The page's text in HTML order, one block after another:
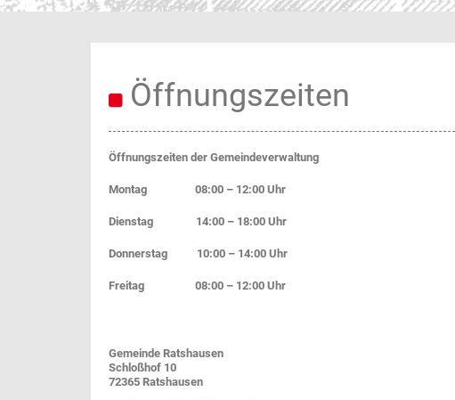
Öffnungszeiten
Öffnungszeiten der Gemeindeverwaltung
Montag 08:00 – 12:00 Uhr
Dienstag 14:00 – 18:00 Uhr
Donnerstag 10:00 – 14:00 Uhr
Freitag 08:00 – 12:00 Uhr
Gemeinde Ratshausen
Schloßhof 10
72365 Ratshausen